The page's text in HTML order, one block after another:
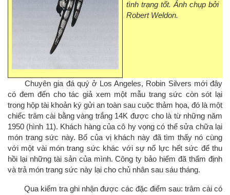
tình trạng tốt. Ảnh chụp bởi
Robert Weldon.
Chuyên gia đá quý ở Los Angeles, Robin Silvers mới đây
có đem đến cho tác giả xem một mẫu trang sức còn sót lại
trong hộp tài khoản ký gửi an toàn sau cuộc thảm họa, đó là một
chiếc trâm cài bằng vàng trắng 14K được cho là từ những năm
1950 (hình 11). Khách hàng của cô hy vọng có thể sửa chữa lại
món trang sức này. Bố của vị khách này đã tìm thấy nó cùng
với một vài món trang sức khác với sự nổ lực hết sức để thu
hồi lại những tài sản của mình. Công ty bảo hiểm đã thẩm định
và trả món trang sức này lại cho chủ nhân sau sáu tháng.
Qua kiểm tra ghi nhận được các đặc điểm sau: trâm cài có